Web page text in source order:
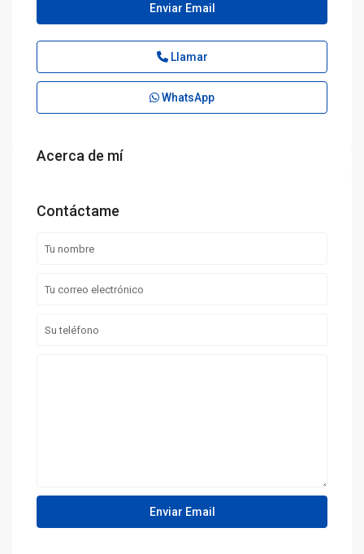
Enviar Email
Llamar
WhatsApp
Acerca de mí
Contáctame